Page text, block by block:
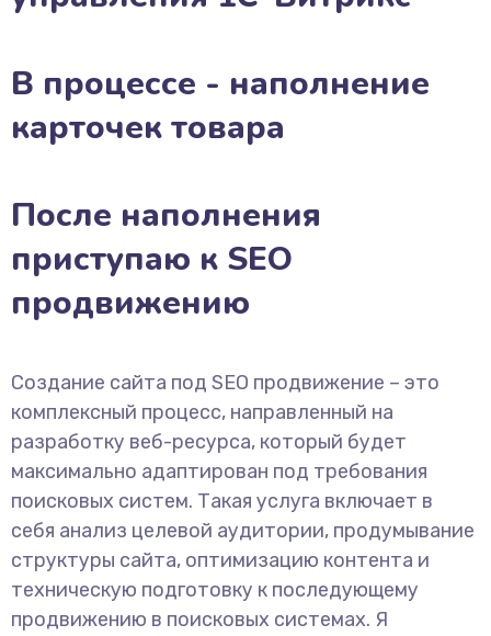
В процессе - наполнение
карточек товара
После наполнения
приступаю к SEO
продвижению
Создание сайта под SEO продвижение – это
комплексный процесс, направленный на
разработку веб-ресурса, который будет
максимально адаптирован под требования
поисковых систем. Такая услуга включает в
себя анализ целевой аудитории, продумывание
структуры сайта, оптимизацию контента и
техническую подготовку к последующему
продвижению в поисковых системах. Я